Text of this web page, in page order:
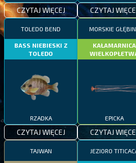
CZYTAJ WIĘCEJ CZYTAJ
TOLEDO BEND
BASS NIEBIESKI Z
TOLEDO
RZADKA
CZYTAJ WIĘCEJ
MORSKIE
KAŁAMARNICA
EPICKA
CZYTAJ
TAJWAN JEZIORO